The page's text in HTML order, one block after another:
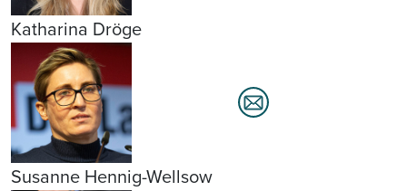
Katharina Dröge
Susanne Hennig-Wellsow